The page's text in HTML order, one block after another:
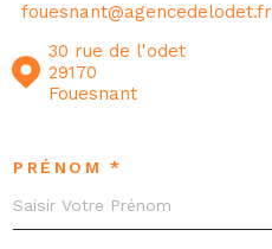
fouesnant@agencedelodet.fr
30 rue de l'odet
29170
Fouesnant
PRÉNOM *